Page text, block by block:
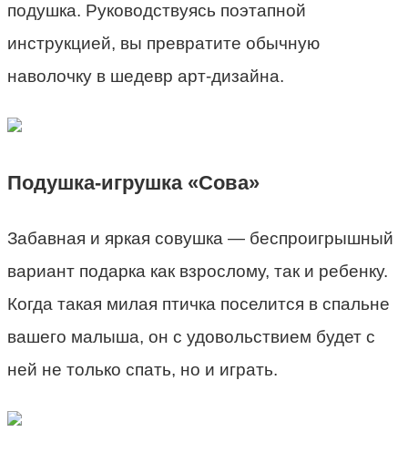
подушка. Руководствуясь поэтапной
инструкцией, вы превратите обычную
наволочку в шедевр арт-дизайна.
Подушка-игрушка «Сова»
Забавная и яркая совушка — беспроигрышный
вариант подарка как взрослому, так и ребенку.
Когда такая милая птичка поселится в спальне
вашего малыша, он с удовольствием будет с
ней не только спать, но и играть.